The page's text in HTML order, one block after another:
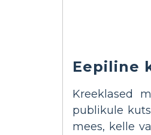
Eepiline
Kreeklased
publikule
mees, kelle